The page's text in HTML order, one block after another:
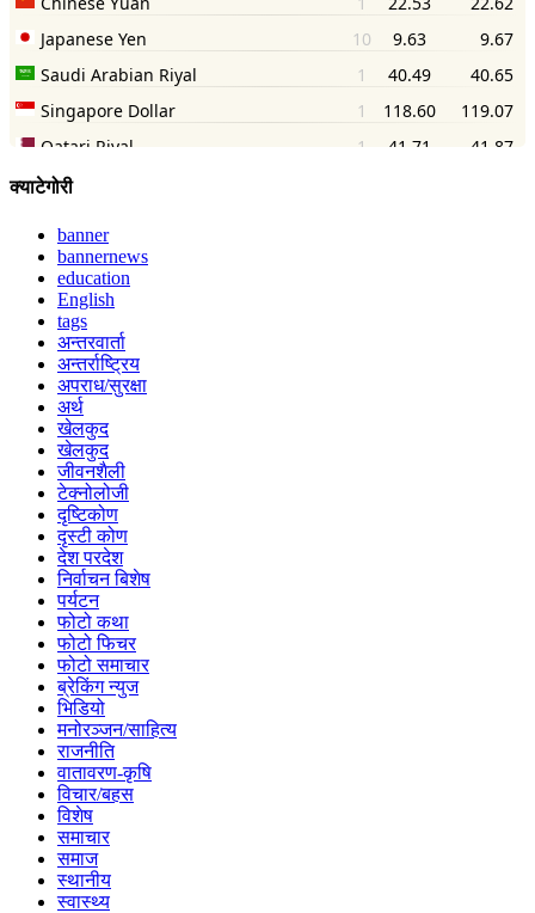
क्याटेगोरी
banner
bannernews
education
English
tags
अन्तरवार्ता
अन्तर्राष्ट्रिय
अपराध/सुरक्षा
अर्थ
खेलकुद
खेलकुद
जीवनशैली
टेक्नोलोजी
दृष्टिकोण
दृस्टी कोण
देश परदेश
निर्वाचन बिशेष
पर्यटन
फोटो कथा
फोटो फिचर
फोटो समाचार
ब्रेकिंग न्युज
भिडियो
मनोरञ्जन/साहित्य
राजनीति
वातावरण-कृषि
विचार/बहस
विशेष
समाचार
समाज
स्थानीय
स्वास्थ्य